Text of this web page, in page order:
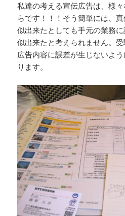
私達の考える宣伝広告は、様
らです！！！そう簡単には、
似出来たとしても手元の業務
似出来たと考えられません。
広告内容に誤差が生じないよ
ります。